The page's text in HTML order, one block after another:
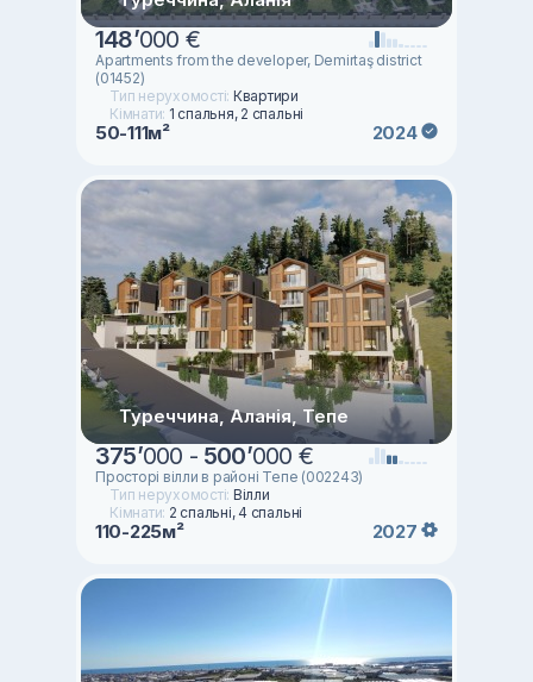
148’000 €
Apartments from the developer, Demirtaş district
(01452)
Тип нерухомості: Квартири
Кімнати: 1 спальня, 2 спальні
50-111м² 2024
Туреччина, Аланія, Тепе
375’000 - 500’000 €
Просторі вілли в районі Тепе (002243)
Тип нерухомості: Вілли
Кімнати: 2 спальні, 4 спальні
110-225м² 2027